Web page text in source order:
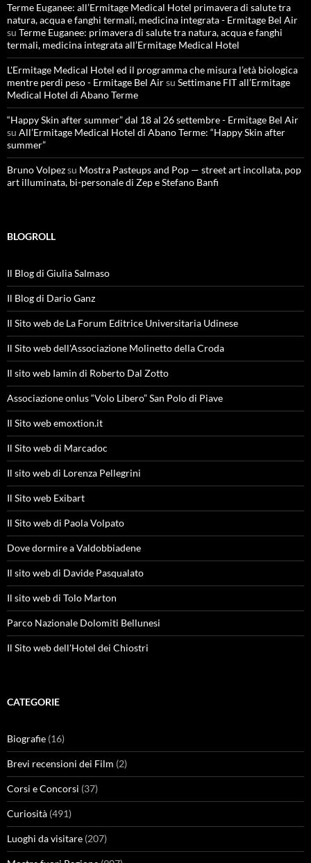
Terme Euganee: all’Ermitage Medical Hotel primavera di salute tra
natura, acqua e fanghi termali, medicina integrata - Ermitage Bel Air
su Terme Euganee: primavera di salute tra natura, acqua e fanghi
termali, medicina integrata all’Ermitage Medical Hotel
L'Ermitage Medical Hotel ed il programma che misura l’età biologica
mentre perdi peso - Ermitage Bel Airsu Settimane FIT all’Ermitage
Medical Hotel di Abano Terme
“Happy Skin after summer” dal 18 al 26 settembre - Ermitage Bel Air
su All’Ermitage Medical Hotel di Abano Terme: “Happy Skin after
summer”
Bruno Volpezsu Mostra Pasteups and Pop — street art incollata, pop
art illuminata, bi-personale di Zep e Stefano Banfi
BLOGROLL
Il Blog di Giulia Salmaso
Il Blog di Dario Ganz
Il Sito web de La Forum Editrice Universitaria Udinese
Il Sito web dell'Associazione Molinetto della Croda
Il sito web Iamin di Roberto Dal Zotto
Associazione onlus “Volo Libero” San Polo di Piave
Il Sito web emoxtion.it
Il Sito web di Marcadoc
Il sito web di Lorenza Pellegrini
Il Sito web Exibart
Il Sito web di Paola Volpato
Dove dormire a Valdobbiadene
Il sito web di Davide Pasqualato
Il sito web di Tolo Marton
Parco Nazionale Dolomiti Bellunesi
Il Sito web dell'Hotel dei Chiostri
CATEGORIE
Biografie (16)
Brevi recensioni dei Film (2)
Corsi e Concorsi (37)
Curiosità (491)
Luoghi da visitare (207)